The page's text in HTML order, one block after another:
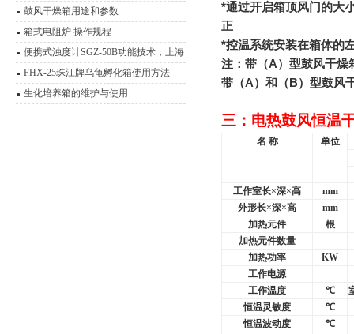
鼓风干燥箱用途和参数
箱式电阻炉 操作规程
便携式浊度计SGZ-50B功能技术，上海
悦丰浊度仪应用范围
FHX-25珠江牌乌龟孵化箱使用方法
生化培养箱的维护与使用
*通过开启箱顶风门的大
正
*控温系统安装在箱体的
注：带（A）型鼓风干燥
带（A）和（ B）型鼓风
三：电热鼓风恒温
名 称 单位
工作室长×深×高
mm
外形长×深×高
mm
加热元件
根
加热元件数量
加热功率
KW
工作电源
工作温度
℃
恒温灵敏度
℃
恒温波动度
℃